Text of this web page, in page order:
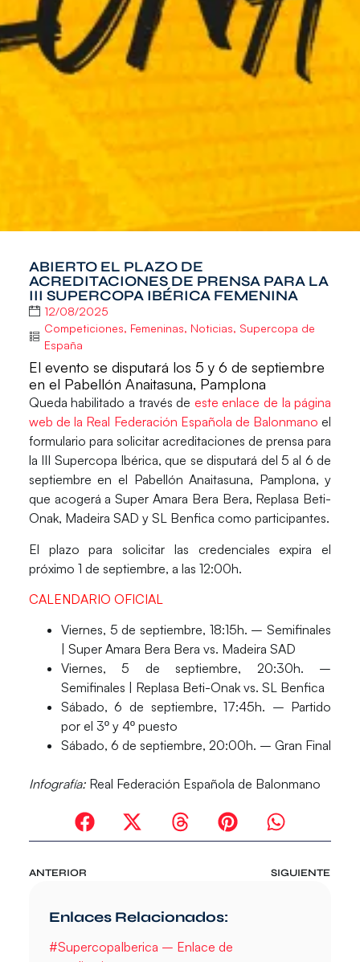
ABIERTO EL PLAZO DE
ACREDITACIONES DE PRENSA PARA LA
III SUPERCOPA IBÉRICA FEMENINA
12/08/2025
Competiciones, Femeninas, Noticias, Supercopa de
España
El evento se disputará los 5 y 6 de septiembre
en el Pabellón Anaitasuna, Pamplona
Queda habilitado a través de este enlace de la página
web de la Real Federación Española de Balonmano el
formulario para solicitar acreditaciones de prensa para
la III Supercopa Ibérica, que se disputará del 5 al 6 de
septiembre en el Pabellón Anaitasuna, Pamplona, y
que acogerá aSuper Amara Bera Bera, Replasa Beti-
Onak, Madeira SAD y SL Benfica como participantes.
El plazo para solicitar las credencialesexpira el
próximo 1 de septiembre, a las 12:00h.
CALENDARIO OFICIAL
Viernes, 5 de septiembre, 18:15h. – Semifinales
| Super Amara Bera Bera vs. Madeira SAD
Viernes, 5 de septiembre, 20:30h. –
Semifinales | Replasa Beti-Onak vs. SL Benfica
Sábado, 6 de septiembre, 17:45h. – Partido
por el 3º y 4º puesto
Sábado, 6 de septiembre, 20:00h. – Gran Final
Infografía: Real Federación Española de Balonmano
ANTERIOR SIGUIENTE
Enlaces Relacionados:
#SupercopaIberica – Enlace de